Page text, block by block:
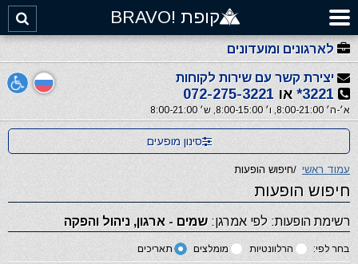
קופת !BRAVO
לארגונים ומועדונים
יצירת קשר עם שירות לקוחות
3221* או 072-275-3221
א׳-ה׳ 8:00-21:00, ו׳ 8:00-15:00, ש׳ 8:00-21:00
סינון מופעים
עמוד ראשי /חיפוש הופעות
חיפוש הופעות
רשימת הופעות: לפי אמרגן:שמים - ארגון, ניהול והפקה
בחר לפי: הרלוונטיות מומלצים תאריכים